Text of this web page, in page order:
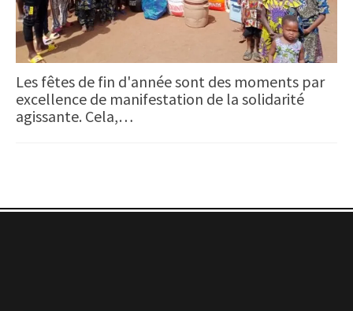
Les fêtes de fin d'année sont des moments par
excellence de manifestation de la solidarité
agissante. Cela,…